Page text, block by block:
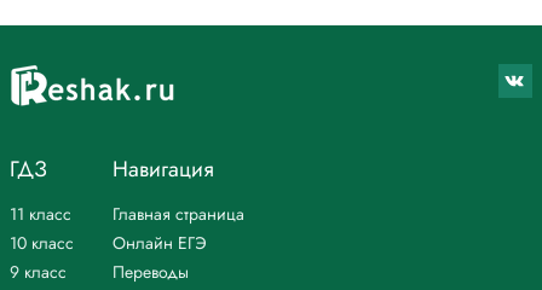
ГДЗ
11 класс
10 класс
9 класс
Навигация
Главная страница
Онлайн ЕГЭ
Переводы